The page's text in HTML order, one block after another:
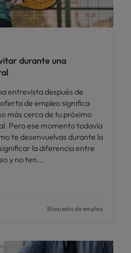
durante una
entrevista después de
de empleo significa
más cerca de tu próximo
Pero ese momento todavía
te desenvuelvas durante la
la diferencia entre
y no ten
Búsqueda de empleo